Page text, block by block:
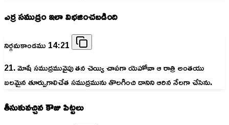
ఎర్ర సముద్రం ఇలా విభజించబడింది
నిర్గమకాండము 14:21
21. మోషే సముద్రమువైపు తన చెయ్యి చాపగా యెహోవా ఆ రాత్రి అంతయు
బలమైన తూర్పుగాలిచేత సముద్రమును తొలగించి దానిని ఆరిన నేలగా చేసెను.
తీసుకువచ్చిన కౌజు పిట్టలు